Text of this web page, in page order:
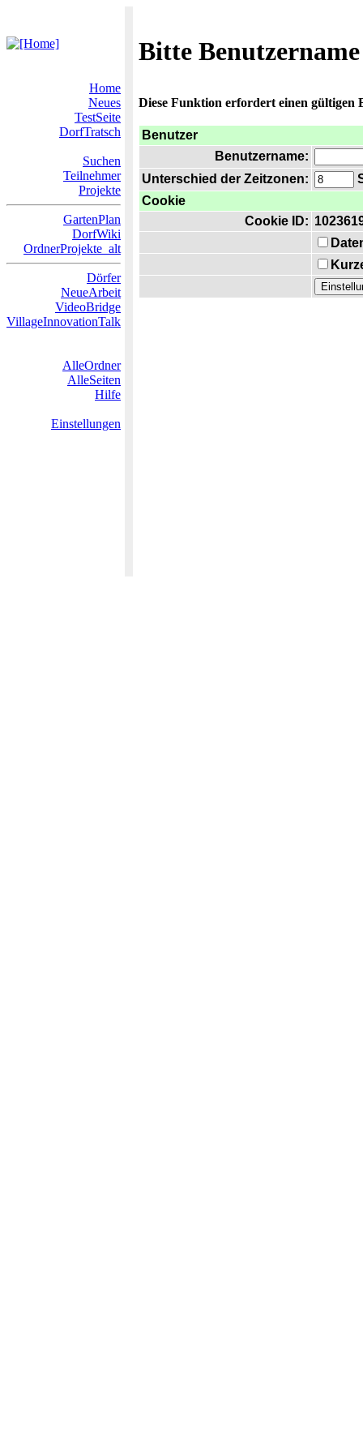
Bitte
Home
Neues
TestSeite
DorfTratsch
Suchen
Teilnehmer
Projekte
GartenPlan
DorfWiki
OrdnerProjekte_alt
Dörfer
NeueArbeit
VideoBridge
VillageInnovationTalk
AlleOrdner
AlleSeiten
Hilfe
Einstellungen
Diese Funktion erfordert einen gültigen
Benutzer
Benutzername:
Unterschied der Zeitzonen:
Cookie
Cookie ID: